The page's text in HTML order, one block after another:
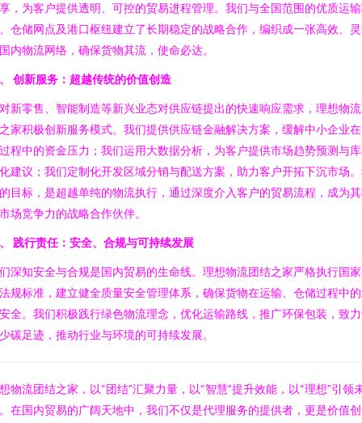
，为客户提供透明、可控的贸易进程管理。我们与全国范围的优质运
仓储网点及港口枢纽建立了长期稳定的战略合作，编织成一张高效、
内物流网络，确保货物其流，使命必达。
创新服务：超越传统的价值创造
新零售、智能制造等新兴业态对供应链提出的快速响应需求，理想物
家积极创新服务模式。我们提供供应链金融解决方案，缓解中小企业
程中的资金压力；我们运用大数据分析，为客户提供市场趋势预测与
建议；我们定制化开发区域分销与配送方案，助力客户开拓下沉市场
目标，是超越单纯的物流执行，通过深度介入客户的贸易流程，成为
场竞争力的战略合作伙伴。
践行责任：安全、合规与可持续发展
深知安全与合规是国内贸易的生命线。理想物流团结之家严格执行国
规标准，建立健全质量安全管理体系，确保货物在运输、仓储过程中
全。我们积极践行绿色物流理念，优化运输路线，推广环保包装，致
碳足迹，推动行业与环境的可持续发展。
物流团结之家，以“团结”汇聚力量，以“智慧”提升效能，以“理想”引领
在国内贸易的广阔天地中，我们不仅是代理服务的提供者，更是价值